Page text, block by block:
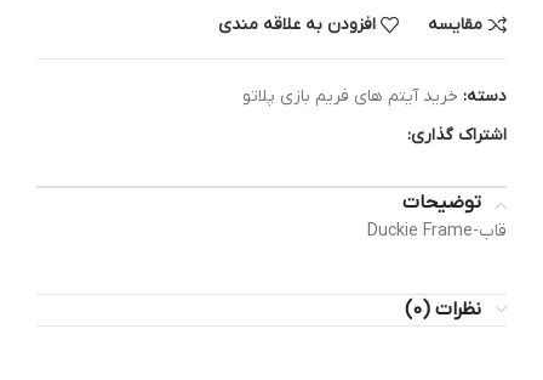
مقایسه افزودن به علاقه مندی
دسته: خرید آیتم های فریم بازی پلاتو
اشتراک گذاری:
توضیحات
قاب-Duckie Frame
نظرات (0)